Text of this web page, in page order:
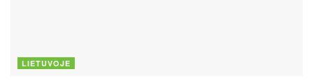
LIETUVOJE